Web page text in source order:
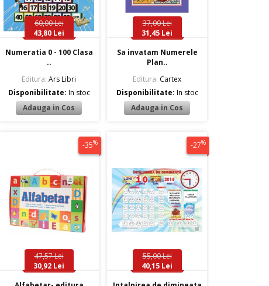
60,00 Lei
43,80 Lei
Numeratia 0 - 100 Clasa
..
Editura: Ars Libri
Disponibilitate: In stoc
37,00 Lei
31,45 Lei
Sa invatam Numerele
Plan..
Editura: Cartex
Disponibilitate: In stoc
-35%
47,57 Lei
30,92 Lei
-27%
55,00 Lei
40,15 Lei